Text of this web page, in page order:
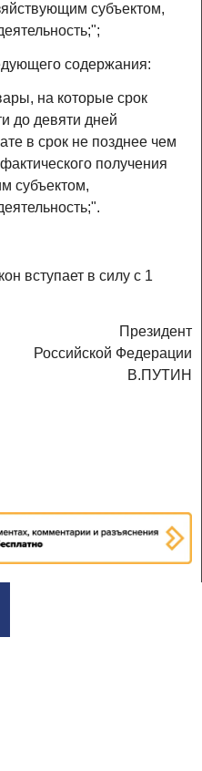
субъектом,
содержания:
на которые срок
до девяти дней
в срок не позднее чем
получения
субъектом,
вступает в силу с 1
Президент
Российской Федерации
В.ПУТИН